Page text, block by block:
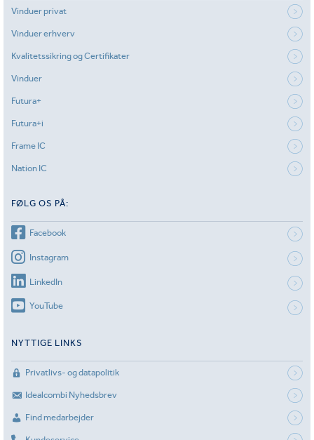
Vinduer privat
Vinduer erhverv
Kvalitetssikring og Certifikater
Vinduer
Futura+
Futura+i
Frame IC
Nation IC
FØLG OS PÅ:
Facebook
Instagram
LinkedIn
YouTube
NYTTIGE LINKS
Privatlivs- og datapolitik
Idealcombi Nyhedsbrev
Find medarbejder